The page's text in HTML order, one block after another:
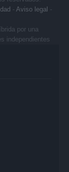
- Aviso legal -
por una
independientes